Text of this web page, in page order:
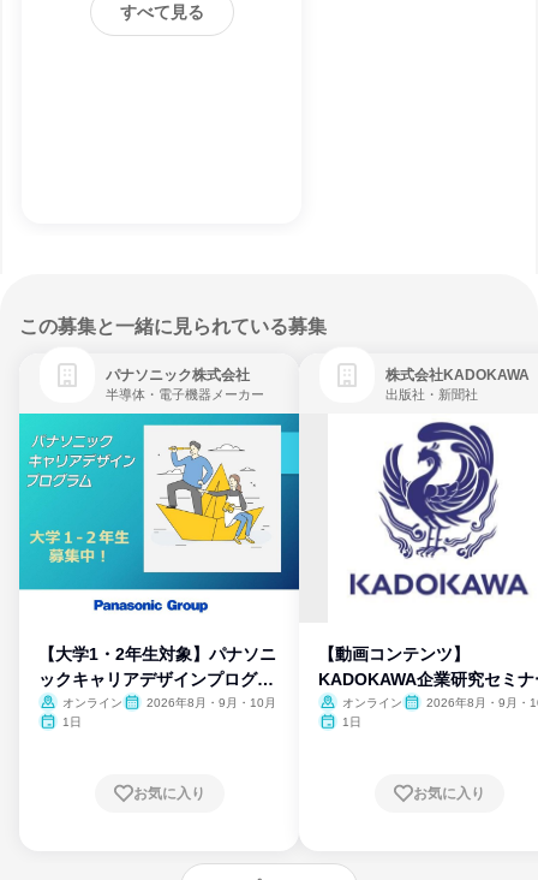
すべて見る
この募集と一緒に見られている募集
パナソニック株式会社
半導体・電子機器メーカー
【大学1・2年生対象】パナソニ
ックキャリアデザインプログラ
ム
オンライン
2026年8月・9月・10月
1日
お気に入り
株式会社KADOKAWA
出版社・新聞社
【動画コンテンツ】
KADOKAWA企業研究セミナ
オンライン
2026年8月・9月・
1日
お気に入り